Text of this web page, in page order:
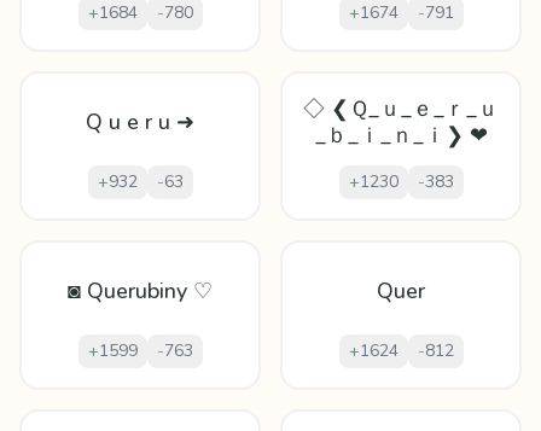
+1684 -780 +1674 -791
Q u e r u ➜
+932 -63
◇ ❮Ｑ_ｕ_ｅ_ｒ_ｕ
_ｂ_ｉ_ｎ_ｉ❯ ❤
+1230 -383
◙ Querubiny ♡
+1599 -763
Quer
+1624 -812